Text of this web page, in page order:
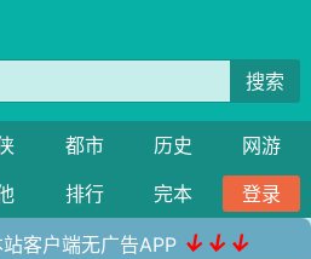
搜索
都市 历史
网游
排行 完本 登录
客户端无广告APP ↓↓↓